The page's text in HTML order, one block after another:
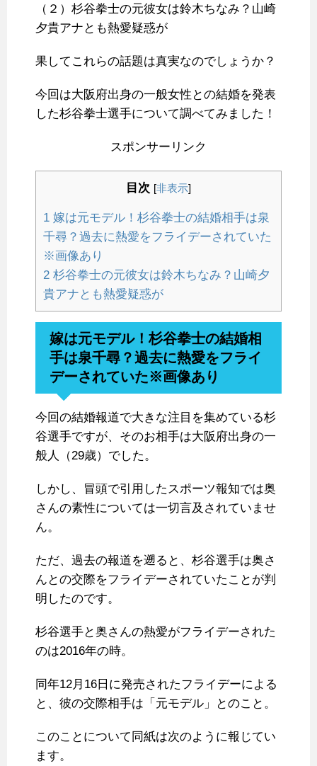
（２）杉谷拳士の元彼女は鈴木ちなみ？山崎
夕貴アナとも熱愛疑惑が
果してこれらの話題は真実なのでしょうか？
今回は大阪府出身の一般女性との結婚を発表
した杉谷拳士選手について調べてみました！
スポンサーリンク
目次 [非表示]
1 嫁は元モデル！杉谷拳士の結婚相手は泉
千尋？過去に熱愛をフライデーされていた
※画像あり
2 杉谷拳士の元彼女は鈴木ちなみ？山崎夕
貴アナとも熱愛疑惑が
嫁は元モデル！杉谷拳士の結婚相
手は泉千尋？過去に熱愛をフライ
デーされていた※画像あり
今回の結婚報道で大きな注目を集めている杉
谷選手ですが、そのお相手は大阪府出身の一
般人（29歳）でした。
しかし、冒頭で引用したスポーツ報知では奥
さんの素性については一切言及されていませ
ん。
ただ、過去の報道を遡ると、杉谷選手は奥さ
んとの交際をフライデーされていたことが判
明したのです。
杉谷選手と奥さんの熱愛がフライデーされた
のは2016年の時。
同年12月16日に発売されたフライデーによる
と、彼の交際相手は「元モデル」とのこと。
このことについて同紙は次のように報じてい
ます。